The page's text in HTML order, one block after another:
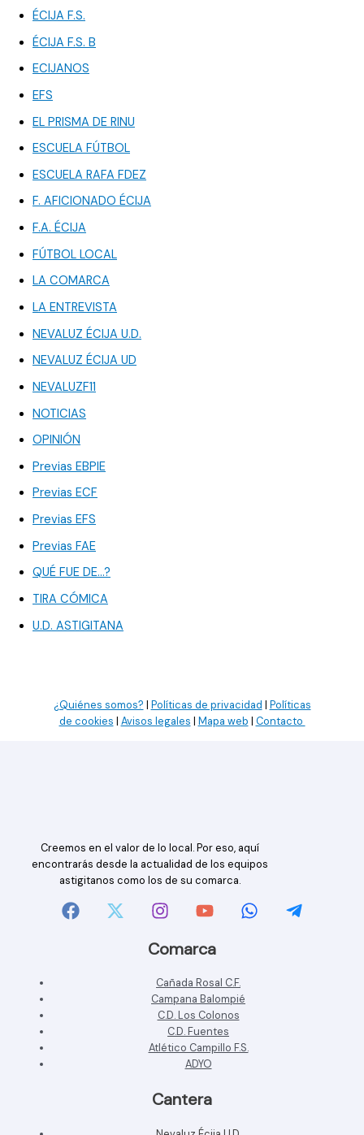
ÉCIJA F.S.
ÉCIJA F.S. B
ECIJANOS
EFS
EL PRISMA DE RINU
ESCUELA FÚTBOL
ESCUELA RAFA FDEZ
F. AFICIONADO ÉCIJA
F.A. ÉCIJA
FÚTBOL LOCAL
LA COMARCA
LA ENTREVISTA
NEVALUZ ÉCIJA U.D.
NEVALUZ ÉCIJA UD
NEVALUZF11
NOTICIAS
OPINIÓN
Previas EBPIE
Previas ECF
Previas EFS
Previas FAE
QUÉ FUE DE…?
TIRA CÓMICA
U.D. ASTIGITANA
¿Quiénes somos? | Políticas de privacidad | Políticas
de cookies | Avisos legales | Mapa web | Contacto
Creemos en el valor de lo local. Por eso, aquí
encontrarás desde la actualidad de los equipos
astigitanos como los de su comarca.
Comarca
Cañada Rosal C.F.
Campana Balompié
C.D. Los Colonos
C.D. Fuentes
Atlético Campillo F.S.
ADYO
Cantera